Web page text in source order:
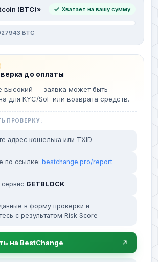
(BTC)» Хватает на вашу сумму
BTC
до оплаты
высокий — заявка может быть
для KYC/SoF или возврата средств.
ПРОВЕРКУ:
адрес кошелька или TXID
по ссылке: bestchange.pro/report
GETBLOCK
в форму проверки и
с результатом Risk Score
на BestChange